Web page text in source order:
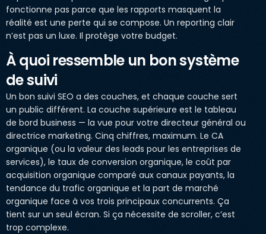
fonctionne pas parce que les rapports masquent la
réalité est une perte qui se compose. Un reporting clair
n’est pas un luxe. Il protège votre budget.
À quoi ressemble un bon système
de suivi
Un bon suivi SEO a des couches, et chaque couche sert
un public différent. La couche supérieure est le tableau
de bord business — la vue pour votre directeur général ou
directrice marketing. Cinq chiffres, maximum. Le CA
organique (ou la valeur des leads pour les entreprises de
services), le taux de conversion organique, le coût par
acquisition organique comparé aux canaux payants, la
tendance du trafic organique et la part de marché
organique face à vos trois principaux concurrents. Ça
tient sur un seul écran. Si ça nécessite de scroller, c’est
trop complexe.